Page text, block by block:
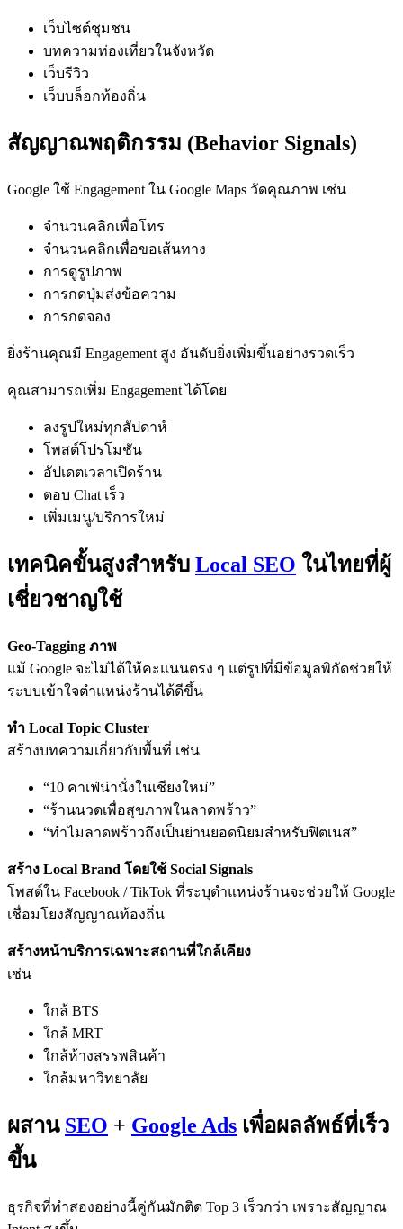
เว็บไซต์ชุมชน
บทความท่องเที่ยวในจังหวัด
เว็บรีวิว
เว็บบล็อกท้องถิ่น
สัญญาณพฤติกรรม (Behavior Signals)
Google ใช้ Engagement ใน Google Maps วัดคุณภาพ เช่น
จำนวนคลิกเพื่อโทร
จำนวนคลิกเพื่อขอเส้นทาง
การดูรูปภาพ
การกดปุ่มส่งข้อความ
การกดจอง
ยิ่งร้านคุณมี Engagement สูง อันดับยิ่งเพิ่มขึ้นอย่างรวดเร็ว
คุณสามารถเพิ่ม Engagement ได้โดย
ลงรูปใหม่ทุกสัปดาห์
โพสต์โปรโมชัน
อัปเดตเวลาเปิดร้าน
ตอบ Chat เร็ว
เพิ่มเมนู/บริการใหม่
เทคนิคขั้นสูงสำหรับ Local SEO ในไทยที่ผู้
เชี่ยวชาญใช้
Geo-Tagging ภาพ
แม้ Google จะไม่ได้ให้คะแนนตรง ๆ แต่รูปที่มีข้อมูลพิกัดช่วยให้
ระบบเข้าใจตำแหน่งร้านได้ดีขึ้น
ทำ Local Topic Cluster
สร้างบทความเกี่ยวกับพื้นที่ เช่น
“10 คาเฟ่น่านั่งในเชียงใหม่”
“ร้านนวดเพื่อสุขภาพในลาดพร้าว”
“ทำไมลาดพร้าวถึงเป็นย่านยอดนิยมสำหรับฟิตเนส”
สร้าง Local Brand โดยใช้ Social Signals
โพสต์ใน Facebook / TikTok ที่ระบุตำแหน่งร้านจะช่วยให้ Google
เชื่อมโยงสัญญาณท้องถิ่น
สร้างหน้าบริการเฉพาะสถานที่ใกล้เคียง
เช่น
ใกล้ BTS
ใกล้ MRT
ใกล้ห้างสรรพสินค้า
ใกล้มหาวิทยาลัย
ผสาน SEO + Google Ads เพื่อผลลัพธ์ที่เร็ว
ขึ้น
ธุรกิจที่ทำสองอย่างนี้คู่กันมักติด Top 3 เร็วกว่า เพราะสัญญาณ